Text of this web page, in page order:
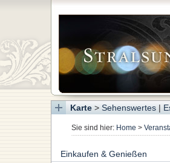
Karte> Sehenswertes|
Sie sind hier: Home >
Einkaufen & Genießen